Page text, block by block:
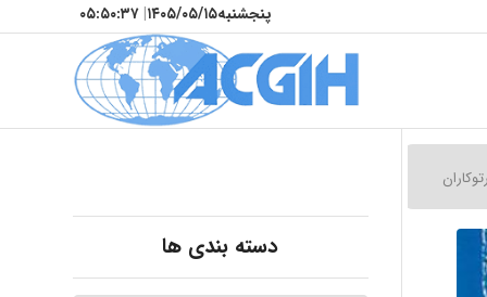
پنجشنبه۱۴۰۵/۰۵/۱۵| ۰۵:۵۰:۳۸
دسته بندی ها